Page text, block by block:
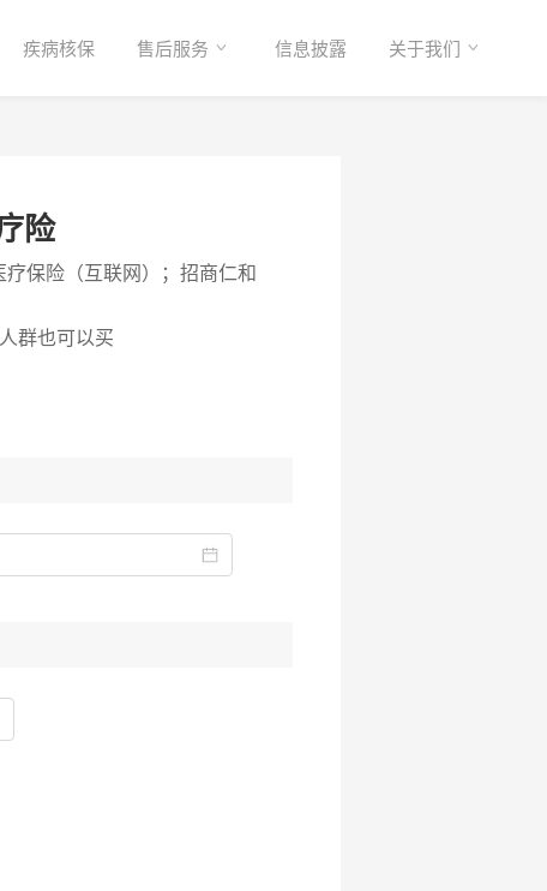
疾病核保 售后服务 信息披露 关于我们
险
保险（互联网）；招商仁和
群也可以买